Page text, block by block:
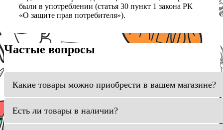
были в употреблении (статья 30 пункт 1 закона РК
«О защите прав потребителя»).
Частые вопросы
Какие товары можно приобрести в вашем магазине?
Есть ли товары в наличии?